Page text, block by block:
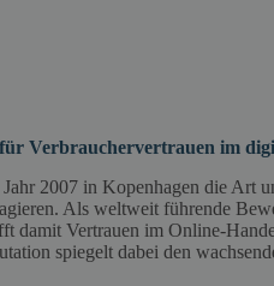
Verbrauchervertrauen im
2007 in Kopenhagen die Art
Als weltweit führende
damit Vertrauen im Online-
spiegelt dabei den